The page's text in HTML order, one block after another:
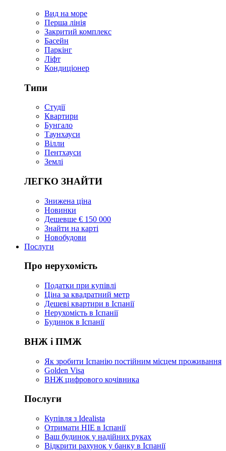
Вид на море
Перша лінія
Закритий комплекс
Басейн
Паркінг
Ліфт
Кондиціонер
Типи
Студії
Квартири
Бунгало
Таунхауси
Вілли
Пентхауси
Землі
ЛЕГКО ЗНАЙТИ
Знижена ціна
Новинки
Дешевше € 150 000
Знайти на карті
Новобудови
Послуги
Про нерухомість
Податки при купівлі
Ціна за квадратний метр
Дешеві квартири в Іспанії
Нерухомість в Іспанії
Будинок в Іспанії
ВНЖ і ПМЖ
Як зробити Іспанію постійним місцем проживання
Golden Visa
ВНЖ цифрового кочівника
Послуги
Купівля з Idealista
Отримати НІЕ в Іспанії
Ваш будинок у надійних руках
Відкрити рахунок у банку в Іспанії